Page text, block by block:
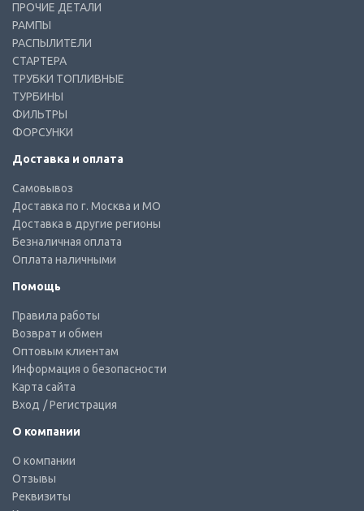
ПРОЧИЕ ДЕТАЛИ
РАМПЫ
РАСПЫЛИТЕЛИ
СТАРТЕРА
ТРУБКИ ТОПЛИВНЫЕ
ТУРБИНЫ
ФИЛЬТРЫ
ФОРСУНКИ
Доставка и оплата
Самовывоз
Доставка по г. Москва и МО
Доставка в другие регионы
Безналичная оплата
Оплата наличными
Помощь
Правила работы
Возврат и обмен
Оптовым клиентам
Информация о безопасности
Карта сайта
Вход / Регистрация
О компании
О компании
Отзывы
Реквизиты